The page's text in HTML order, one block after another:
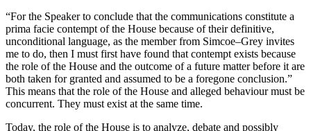
“For the Speaker to conclude that the communications constitute a
prima facie contempt of the House because of their definitive,
unconditional language, as the member from Simcoe–Grey invites
me to do, then I must first have found that contempt exists because
the role of the House and the outcome of a future matter before it are
both taken for granted and assumed to be a foregone conclusion.”
This means that the role of the House and alleged behaviour must be
concurrent. They must exist at the same time.
Today, the role of the House is to analyze, debate and possibly